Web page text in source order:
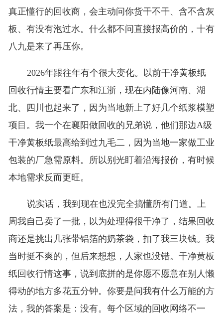
真正懂行的回收商，会主动问你货干不干、含不含灰
板、有没有泡过水。什么都不问直接报高价的，十有
八九是来了再压你。
2026年跟往年有个很大变化。以前干净黄板纸
回收行情主要看广东和江浙，现在内陆像河南、湖
北、四川也起来了，因为当地新上了好几个纸浆模塑
项目。我一个在襄阳做回收的兄弟说，他们那边A级
干净黄板纸最高给到过九毛二，因为当地一家做工业
包装的厂急需原料。所以别光盯着沿海报价，有时候
本地需求反而更旺。
说实话，我到现在也没完全搞懂所有门道。上
周我自己卖了一批，以为处理得很干净了，结果回收
商还是挑出几张带铝箔的奶茶袋，扣了我三块钱。我
当时挺不爽的，但后来想想，人家也没错。干净黄板
纸回收行情这事，说到底拼的是你愿不愿意在别人懒
得动的地方多花五分钟。你要是问我有什么万能的方
法，我的答案是：没有。每个区域的回收网络不一